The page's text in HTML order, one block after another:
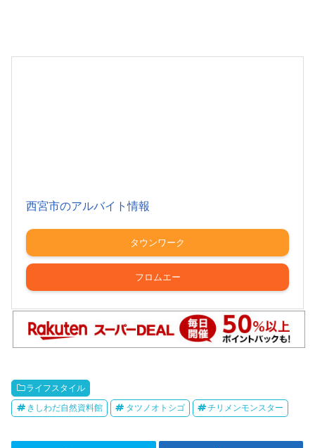
西宮市のアルバイト情報
タウンワーク
フロムエー
ライフスタイル
きしわだ自然資料館 タツノオトシゴ チリメンモンスター